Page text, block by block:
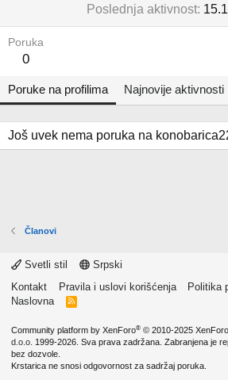
Poslednja aktivnost
Poruka
0
Poruke na profilima Najnovije aktivnosti
Još uvek nema poruka na
Članovi
Svetli stil
Srpski
Kontakt
Pravila i uslovi korišćenja Politika
Naslovna
R
Community platform by XenForo® © 2010-2025 XenForo
d.o.o. 1999-2026. Sva prava zadržana. Zabranjena je
bez dozvole.
Krstarica ne snosi odgovornost za sadržaj poruka.